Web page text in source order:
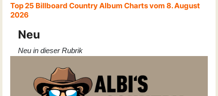
Top 25 Billboard Country Album Charts vom 8. August
2026
Neu
Neu in dieser Rubrik